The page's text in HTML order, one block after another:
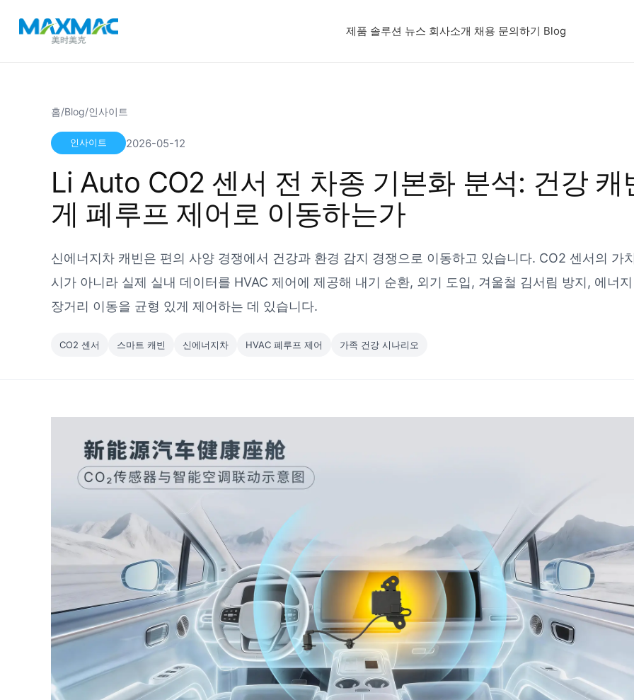
제품 솔루션 뉴스 회사소개 채용 문의하기 Blog
홈/Blog/인사이트
인사이트 2026-05-12
Li Auto CO2 센서 전 차종 기본화 분석: 건강 캐
게 폐루프 제어로 이동하는가
신에너지차 캐빈은 편의 사양 경쟁에서 건강과 환경 감지 경쟁으로 이동하고 있습니다. CO2 센서의 가
시가 아니라 실제 실내 데이터를 HVAC 제어에 제공해 내기 순환, 외기 도입, 겨울철 김서림 방지, 에너
장거리 이동을 균형 있게 제어하는 데 있습니다.
CO2 센서 스마트 캐빈 신에너지차 HVAC 폐루프 제어 가족 건강 시나리오